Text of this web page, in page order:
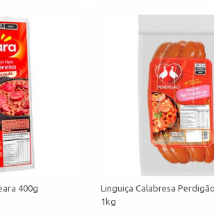
400g
Linguiça Calabresa
1kg